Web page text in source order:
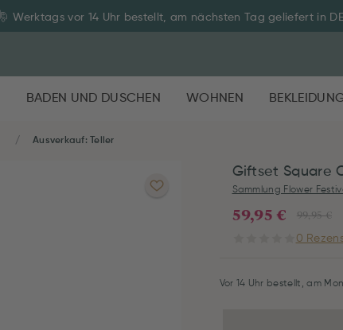
Werktags vor 14 Uhr bestellt, am nächsten Tag geliefert in DE
BADEN UND DUSCHEN WOHNEN
Ausverkauf: Teller
Giftset Square
Sammlung Flower
99,95 €
59,95 €
0
Vor 14 Uhr bestellt, am